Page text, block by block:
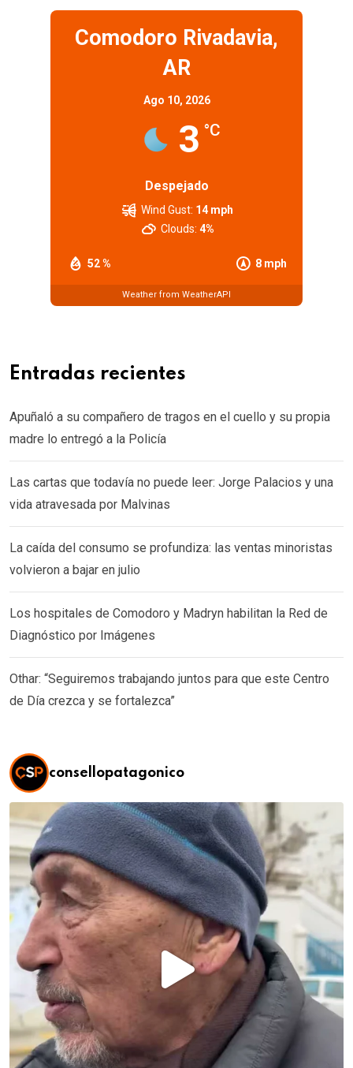
Comodoro Rivadavia,
AR
Ago 10, 2026
3 °C
Despejado
52 % 8 mph
Wind Gust: 14 mph
Clouds: 4%
Weather from WeatherAPI
Entradas recientes
Apuñaló a su compañero de tragos en el cuello y su propia
madre lo entregó a la Policía
Las cartas que todavía no puede leer: Jorge Palacios y una
vida atravesada por Malvinas
La caída del consumo se profundiza: las ventas minoristas
volvieron a bajar en julio
Los hospitales de Comodoro y Madryn habilitan la Red de
Diagnóstico por Imágenes
Othar: “Seguiremos trabajando juntos para que este Centro
de Día crezca y se fortalezca”
consellopatagonico